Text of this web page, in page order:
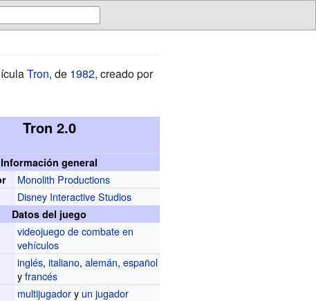
Tron, de 1982, creado por
Tron 2.0
Información general
Monolith Productions
Disney Interactive Studios
Datos del juego
videojuego de combate en
vehículos
inglés,italiano,alemán,español
yfrancés
multijugadory un jugador